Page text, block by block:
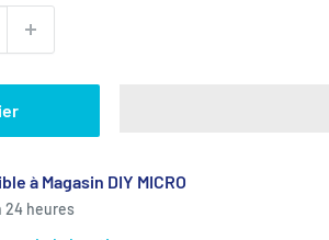
à Magasin DIY MICRO
24 heures